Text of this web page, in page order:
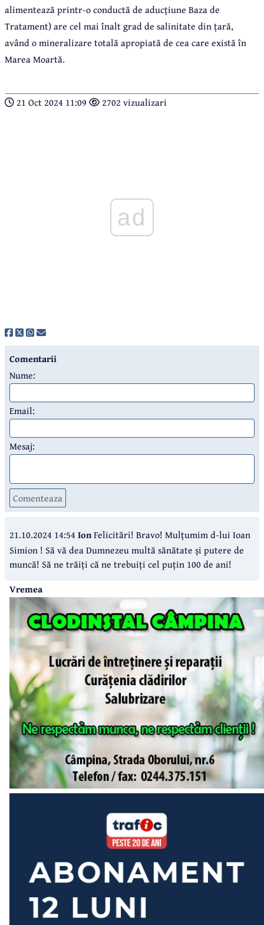
alimentează printr-o conductă de aducțiune Baza de
Tratament) are cel mai înalt grad de salinitate din țară,
având o mineralizare totală apropiată de cea care există în
Marea Moartă.
21 Oct 2024 11:09 2702 vizualizari
ad
Comentarii
Nume:
Email:
Mesaj:
Comenteaza
21.10.2024 14:54 IonFelicitări! Bravo! Mulțumim d-lui Ioan
Simion ! Să vă dea Dumnezeu multă sănătate și putere de
muncă! Să ne trăiți că ne trebuiți cel puțin 100 de ani!
Vremea